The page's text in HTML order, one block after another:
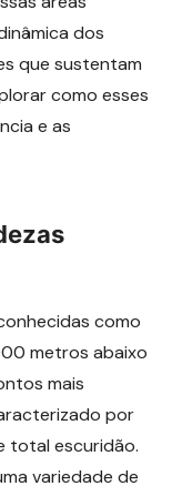
dos
que sustentam
como esses
e as
como
metros abaixo
mais
por
total escuridão.
variedade de